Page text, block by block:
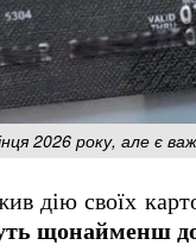
2026 року, але є
дію своїх
щонайменш